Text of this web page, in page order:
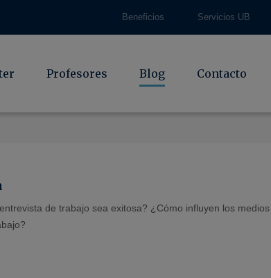
Beneficios Servicios UB
Profesores Blog Contacto
de trabajo sea exitosa? ¿Cómo influyen los